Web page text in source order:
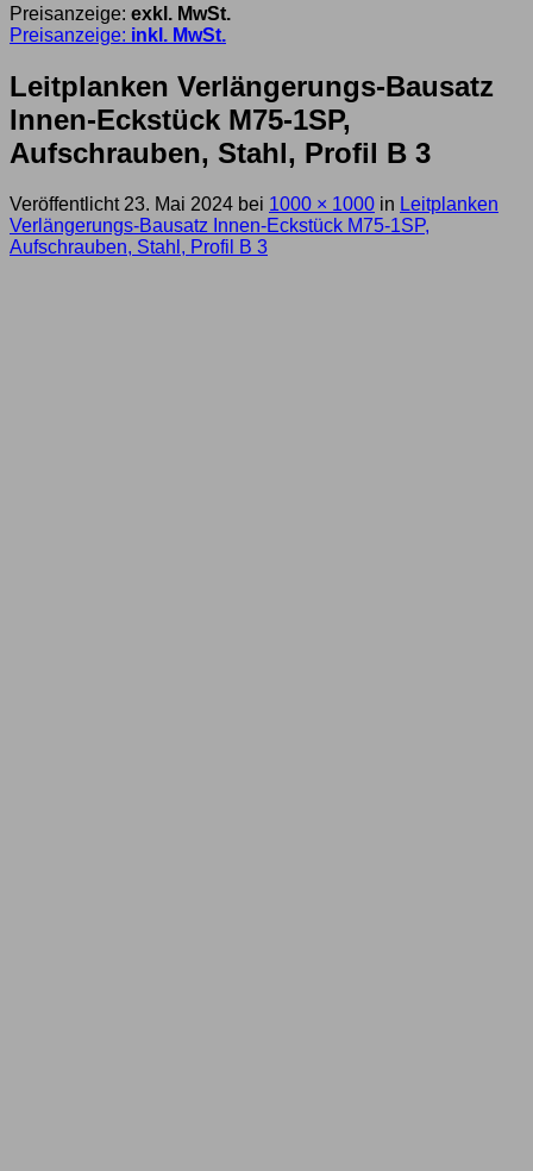
Preisanzeige: exkl. MwSt.
Preisanzeige: inkl. MwSt.
Leitplanken Verlängerungs-Bausatz
Innen-Eckstück M75-1SP,
Aufschrauben, Stahl, Profil B 3
Veröffentlicht 23. Mai 2024 bei 1000 × 1000 in Leitplanken
Verlängerungs-Bausatz Innen-Eckstück M75-1SP,
Aufschrauben, Stahl, Profil B 3